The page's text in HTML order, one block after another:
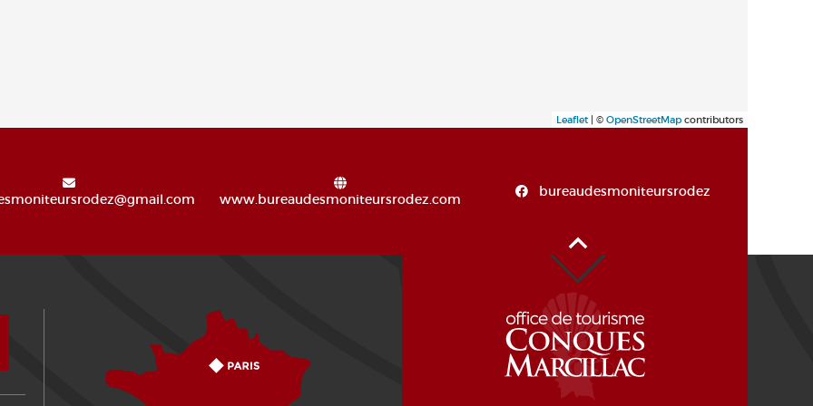
Leaflet| © OpenStreetMap contributors
www.bureaudesmoniteursrodez.com bureaudesmoniteursrodez